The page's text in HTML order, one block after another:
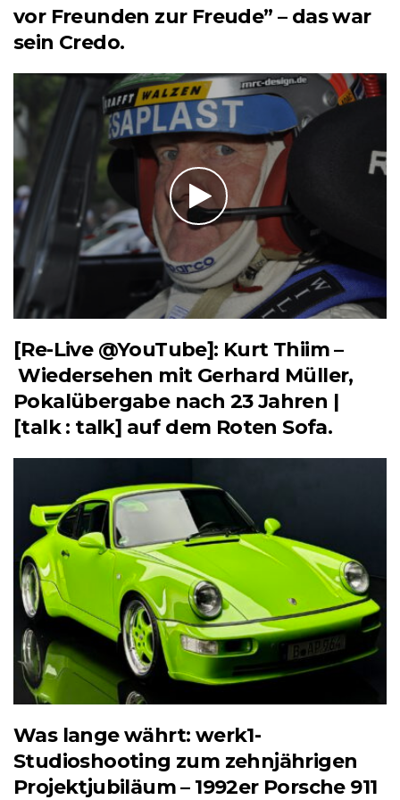
vor Freunden zur Freude” – das war
sein Credo.
[Re-Live @YouTube]: Kurt Thiim –
Wiedersehen mit Gerhard Müller,
Pokalübergabe nach 23 Jahren |
[talk : talk] auf dem Roten Sofa.
Was lange währt: werk1-
Studioshooting zum zehnjährigen
Projektjubiläum – 1992er Porsche 911